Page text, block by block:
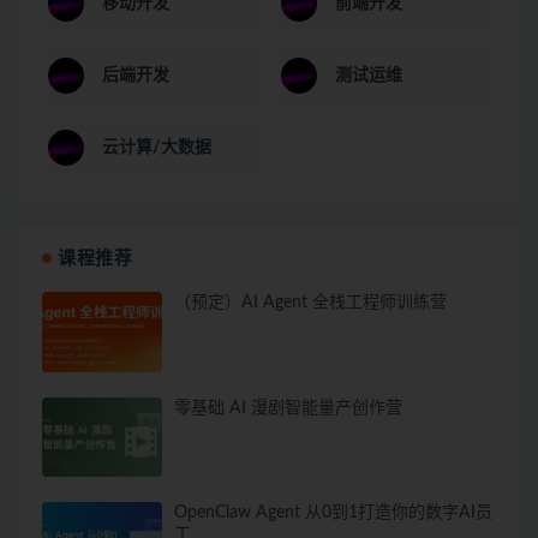
移动开发 前端开发
后端开发 测试运维
云计算/大数据
课程推荐
（预定）AI Agent 全栈工程师训练营
零基础 AI 漫剧智能量产创作营
OpenClaw Agent 从0到1打造你的数字AI员